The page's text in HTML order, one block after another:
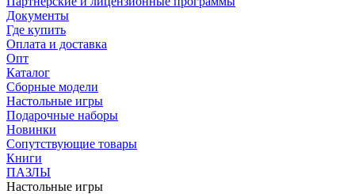
Документы
Где купить
Оплата и доставка
Опт
Каталог
Сборные модели
Настольные игры
Подарочные наборы
Новинки
Сопутствующие товары
Книги
ПАЗЛЫ
Настольные игры